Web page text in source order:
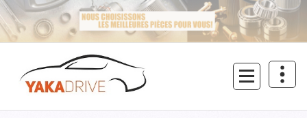
Aller
au
contenu